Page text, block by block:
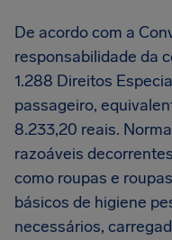
De acordo com a
responsabilidade da
1.288 Direitos
passageiro,
8.233,20 reais.
razoáveis
como roupas e
básicos de higiene
necessários,